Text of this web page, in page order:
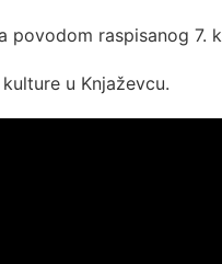
raspisanog 7.
u Knjaževcu.